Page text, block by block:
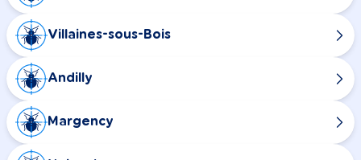
Villaines-sous-Bois
Andilly
Margency